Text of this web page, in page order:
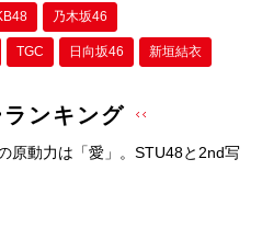
乃木坂46
TGC 日向坂46 新垣結衣
ンキング
原動力は「愛」。STU48と2nd写